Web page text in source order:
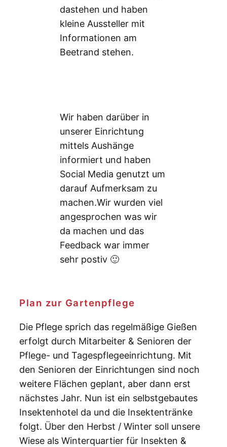
dastehen und haben
kleine Aussteller mit
Informationen am
Beetrand stehen.
Wir haben darüber in
unserer Einrichtung
mittels Aushänge
informiert und haben
Social Media genutzt um
darauf Aufmerksam zu
machen.Wir wurden viel
angesprochen was wir
da machen und das
Feedback war immer
sehr postiv 🙂
Plan zur Gartenpflege
Die Pflege sprich das regelmäßige Gießen
erfolgt durch Mitarbeiter & Senioren der
Pflege- und Tagespflegeeinrichtung. Mit
den Senioren der Einrichtungen sind noch
weitere Flächen geplant, aber dann erst
nächstes Jahr. Nun ist ein selbstgebautes
Insektenhotel da und die Insektentränke
folgt. Über den Herbst / Winter soll unsere
Wiese als Winterquartier für Insekten &